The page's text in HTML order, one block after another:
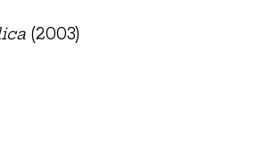
(2003)